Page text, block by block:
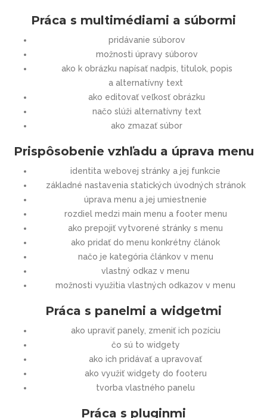
Práca s multimédiami a súbormi
pridávanie súborov
možnosti úpravy súborov
ako k obrázku napísať nadpis, titulok, popis
a alternatívny text
ako editovať veľkosť obrázku
načo slúži alternatívny text
ako zmazať súbor
Prispôsobenie vzhľadu a úprava menu
identita webovej stránky a jej funkcie
základné nastavenia statických úvodných stránok
úprava menu a jej umiestnenie
rozdiel medzi main menu a footer menu
ako prepojiť vytvorené stránky s menu
ako pridať do menu konkrétny článok
načo je kategória článkov v menu
vlastný odkaz v menu
možnosti využitia vlastných odkazov v menu
Práca s panelmi a widgetmi
ako upraviť panely, zmeniť ich pozíciu
čo sú to widgety
ako ich pridávať a upravovať
ako využiť widgety do footeru
tvorba vlastného panelu
Práca s pluginmi